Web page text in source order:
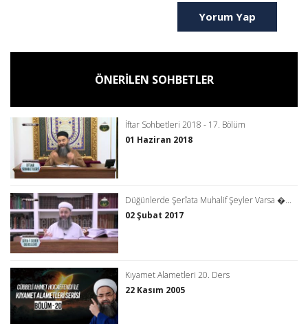
Yorum Yap
ÖNERİLEN SOHBETLER
İftar Sohbetleri 2018 - 17. Bölüm
01 Haziran 2018
Düğünlerde Şerîata Muhalif Şeyler Varsa �...
02 Şubat 2017
Kıyamet Alametleri 20. Ders
22 Kasım 2005